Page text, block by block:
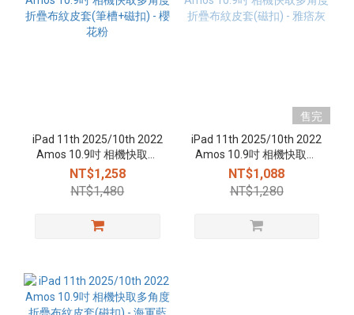
iPad 11th 2025/10th 2022
Amos 10.9吋 相機快取多
角度折疊布紋皮套(筆槽
+磁扣) - 櫻花粉
NT$1,258
NT$1,480
售完
iPad 11th 2025/10th 2022
Amos 10.9吋 相機快取多
角度折疊布紋皮套(磁扣) -
雅痞灰
NT$1,088
NT$1,280